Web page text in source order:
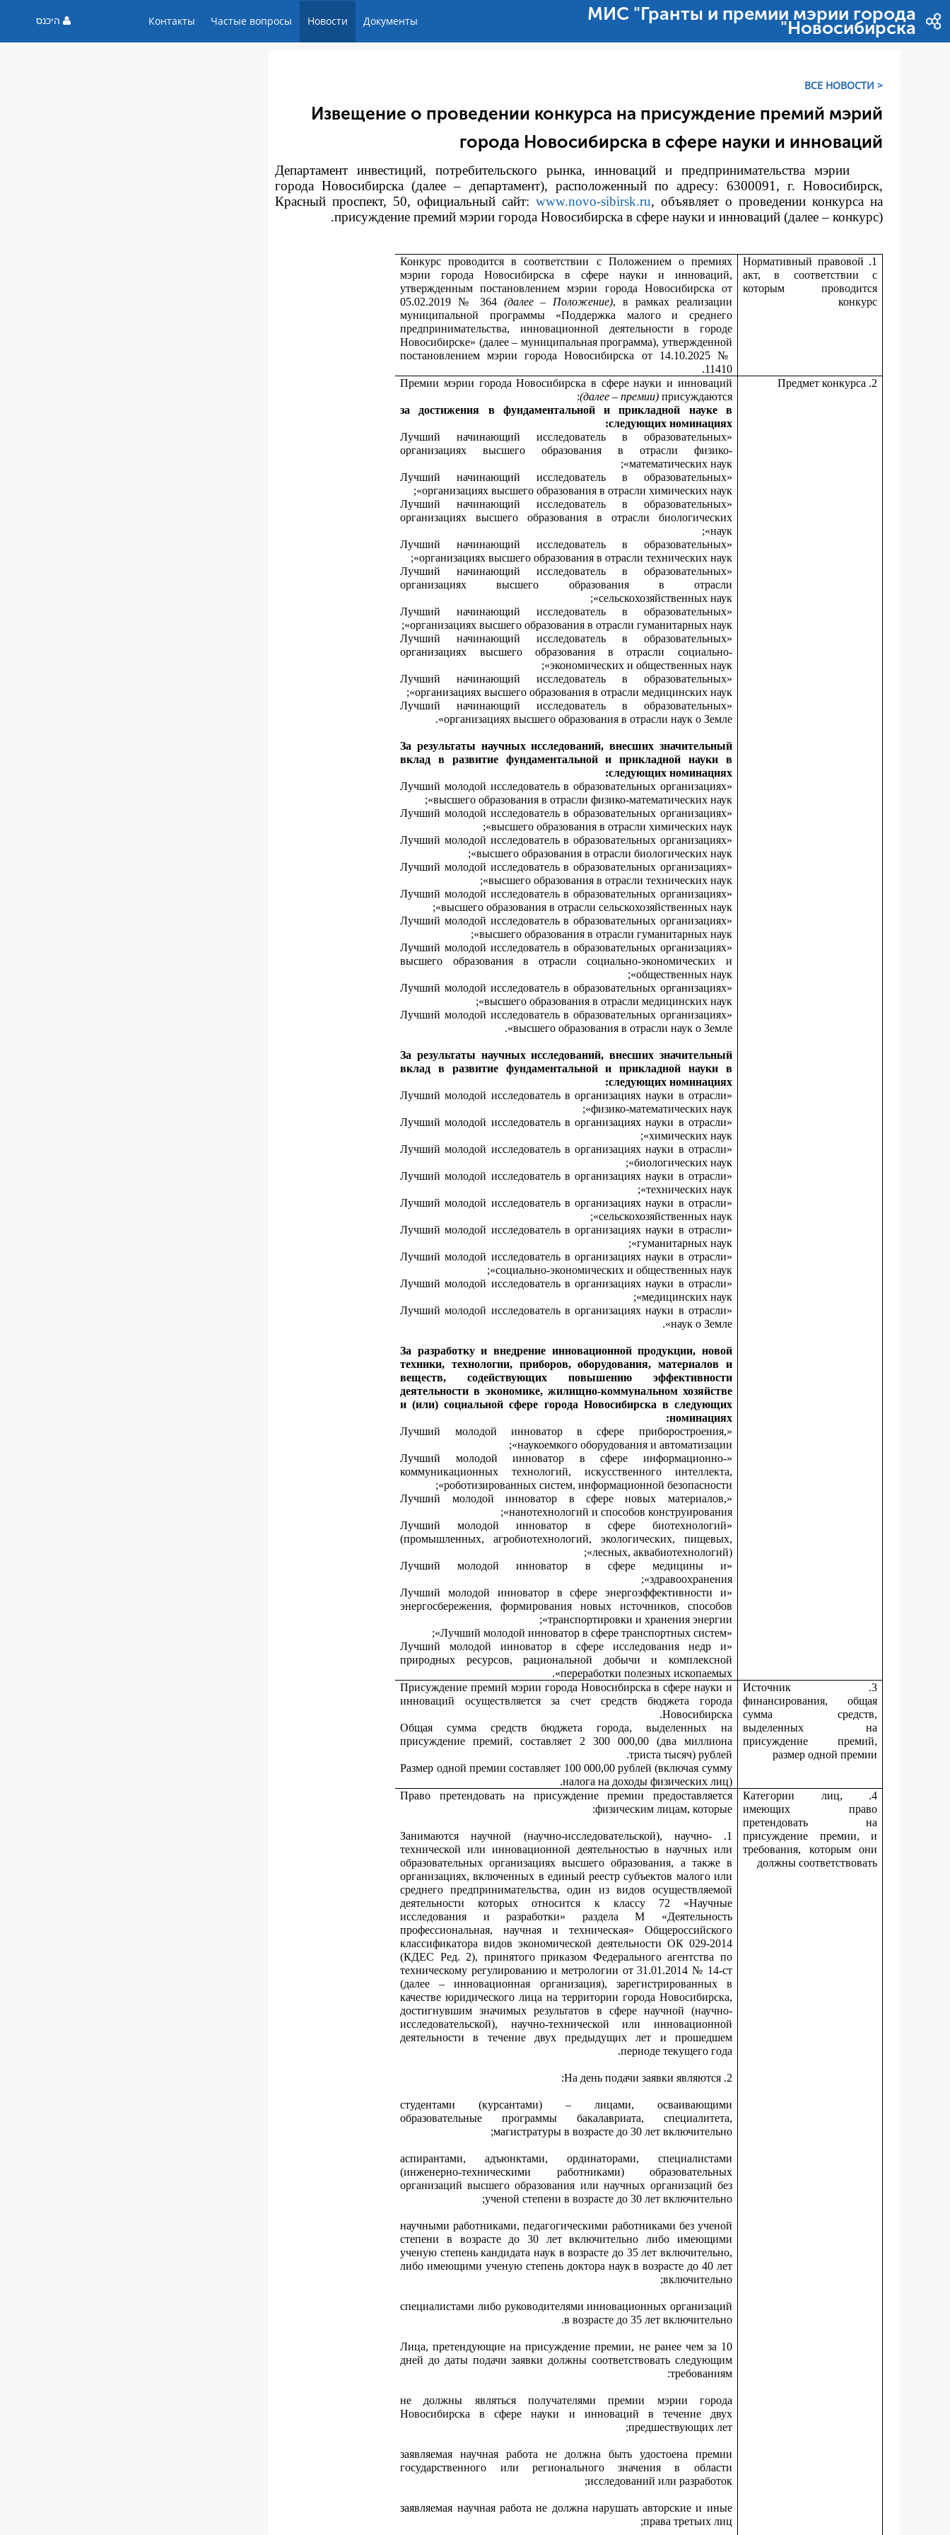
МИС "Гранты и премии мэрии города
Новосибирска"
Документы
Новости
Частые вопросы
Контакты היכנס
< ВСЕ НОВОСТИ
Извещение о проведении конкурса на присуждение премий мэрий
города Новосибирска в сфере науки и инноваций
Департамент инвестиций, потребительского рынка, инноваций и предпринимательства мэрии
города Новосибирска (далее – департамент), расположенный по адресу: 6300091, г. Новосибирск,
Красный проспект, 50, официальный сайт: www.novo-sibirsk.ru, объявляет о проведении конкурса на
присуждение премий мэрии города Новосибирска в сфере науки и инноваций (далее – конкурс).
1. Нормативный правовой
акт, в соответствии с
которым проводится
конкурс
Конкурс проводится в соответствии с Положением о премиях
мэрии города Новосибирска в сфере науки и инноваций,
утвержденным постановлением мэрии города Новосибирска от
05.02.2019 № 364 (далее – Положение), в рамках реализации
муниципальной программы «Поддержка малого и среднего
предпринимательства, инновационной деятельности в городе
Новосибирске» (далее – муниципальная программа), утвержденной
постановлением мэрии города Новосибирска от 14.10.2025 №
11410.
2. Предмет конкурса
Премии мэрии города Новосибирска в сфере науки и инноваций
(далее – премии)присуждаются:
за достижения в фундаментальной и прикладной науке в
следующих номинациях:
«Лучший начинающий исследователь в образовательных
организациях высшего образования в отрасли физико-
математических наук»;
«Лучший начинающий исследователь в образовательных
организациях высшего образования в отрасли химических наук»;
«Лучший начинающий исследователь в образовательных
организациях высшего образования в отрасли биологических
наук»;
«Лучший начинающий исследователь в образовательных
организациях высшего образования в отрасли технических наук»;
«Лучший начинающий исследователь в образовательных
организациях высшего образования в отрасли
сельскохозяйственных наук»;
«Лучший начинающий исследователь в образовательных
организациях высшего образования в отрасли гуманитарных наук»;
«Лучший начинающий исследователь в образовательных
организациях высшего образования в отрасли социально-
экономических и общественных наук»;
«Лучший начинающий исследователь в образовательных
организациях высшего образования в отрасли медицинских наук»;
«Лучший начинающий исследователь в образовательных
организациях высшего образования в отрасли наук о Земле».
За результаты научных исследований, внесших значительный
вклад в развитие фундаментальной и прикладной науки в
следующих номинациях:
«Лучший молодой исследователь в образовательных организациях
высшего образования в отрасли физико-математических наук»;
«Лучший молодой исследователь в образовательных организациях
высшего образования в отрасли химических наук»;
«Лучший молодой исследователь в образовательных организациях
высшего образования в отрасли биологических наук»;
«Лучший молодой исследователь в образовательных организациях
высшего образования в отрасли технических наук»;
«Лучший молодой исследователь в образовательных организациях
высшего образования в отрасли сельскохозяйственных наук»;
«Лучший молодой исследователь в образовательных организациях
высшего образования в отрасли гуманитарных наук»;
«Лучший молодой исследователь в образовательных организациях
высшего образования в отрасли социально-экономических и
общественных наук»;
«Лучший молодой исследователь в образовательных организациях
высшего образования в отрасли медицинских наук»;
«Лучший молодой исследователь в образовательных организациях
высшего образования в отрасли наук о Земле».
За результаты научных исследований, внесших значительный
вклад в развитие фундаментальной и прикладной науки в
следующих номинациях:
«Лучший молодой исследователь в организациях науки в отрасли
физико-математических наук»;
«Лучший молодой исследователь в организациях науки в отрасли
химических наук»;
«Лучший молодой исследователь в организациях науки в отрасли
биологических наук»;
«Лучший молодой исследователь в организациях науки в отрасли
технических наук»;
«Лучший молодой исследователь в организациях науки в отрасли
сельскохозяйственных наук»;
«Лучший молодой исследователь в организациях науки в отрасли
гуманитарных наук»;
«Лучший молодой исследователь в организациях науки в отрасли
социально-экономических и общественных наук»;
«Лучший молодой исследователь в организациях науки в отрасли
медицинских наук»;
«Лучший молодой исследователь в организациях науки в отрасли
наук о Земле».
За разработку и внедрение инновационной продукции, новой
техники, технологии, приборов, оборудования, материалов и
веществ, содействующих повышению эффективности
деятельности в экономике, жилищно-коммунальном хозяйстве
и (или) социальной сфере города Новосибирска в следующих
номинациях:
«Лучший молодой инноватор в сфере приборостроения,
наукоемкого оборудования и автоматизации»;
«Лучший молодой инноватор в сфере информационно-
коммуникационных технологий, искусственного интеллекта,
роботизированных систем, информационной безопасности»;
«Лучший молодой инноватор в сфере новых материалов,
нанотехнологий и способов конструирования»;
«Лучший молодой инноватор в сфере биотехнологий
(промышленных, агробиотехнологий, экологических, пищевых,
лесных, аквабиотехнологий)»;
«Лучший молодой инноватор в сфере медицины и
здравоохранения»;
«Лучший молодой инноватор в сфере энергоэффективности и
энергосбережения, формирования новых источников, способов
транспортировки и хранения энергии»;
«Лучший молодой инноватор в сфере транспортных систем»;
«Лучший молодой инноватор в сфере исследования недр и
природных ресурсов, рациональной добычи и комплексной
переработки полезных ископаемых».
3. Источник
финансирования, общая
сумма средств,
выделенных на
присуждение премий,
размер одной премии
Присуждение премий мэрии города Новосибирска в сфере науки и
инноваций осуществляется за счет средств бюджета города
Новосибирска.
Общая сумма средств бюджета города, выделенных на
присуждение премий, составляет 2 300 000,00 (два миллиона
триста тысяч) рублей.
Размер одной премии составляет 100 000,00 рублей (включая сумму
налога на доходы физических лиц).
4. Категории лиц,
имеющих право
претендовать на
присуждение премии, и
требования, которым они
должны соответствовать
Право претендовать на присуждение премии предоставляется
физическим лицам, которые:
1. Занимаются научной (научно-исследовательской), научно-
технической или инновационной деятельностью в научных или
образовательных организациях высшего образования, а также в
организациях, включенных в единый реестр субъектов малого или
среднего предпринимательства, один из видов осуществляемой
деятельности которых относится к классу 72 «Научные
исследования и разработки» раздела М «Деятельность
профессиональная, научная и техническая» Общероссийского
классификатора видов экономической деятельности ОК 029-2014
(КДЕС Ред. 2), принятого приказом Федерального агентства по
техническому регулированию и метрологии от 31.01.2014 № 14-ст
(далее – инновационная организация), зарегистрированных в
качестве юридического лица на территории города Новосибирска,
достигнувшим значимых результатов в сфере научной (научно-
исследовательской), научно-технической или инновационной
деятельности в течение двух предыдущих лет и прошедшем
периоде текущего года.
2. На день подачи заявки являются:
студентами (курсантами) – лицами, осваивающими
образовательные программы бакалавриата, специалитета,
магистратуры в возрасте до 30 лет включительно;
аспирантами, адъюнктами, ординаторами, специалистами
(инженерно-техническими работниками) образовательных
организаций высшего образования или научных организаций без
ученой степени в возрасте до 30 лет включительно;
научными работниками, педагогическими работниками без ученой
степени в возрасте до 30 лет включительно либо имеющими
ученую степень кандидата наук в возрасте до 35 лет включительно,
либо имеющими ученую степень доктора наук в возрасте до 40 лет
включительно;
специалистами либо руководителями инновационных организаций
в возрасте до 35 лет включительно.
Лица, претендующие на присуждение премии, не ранее чем за 10
дней до даты подачи заявки должны соответствовать следующим
требованиям:
не должны являться получателями премии мэрии города
Новосибирска в сфере науки и инноваций в течение двух
предшествующих лет;
заявляемая научная работа не должна быть удостоена премии
государственного или регионального значения в области
исследований или разработок;
заявляемая научная работа не должна нарушать авторские и иные
права третьих лиц;